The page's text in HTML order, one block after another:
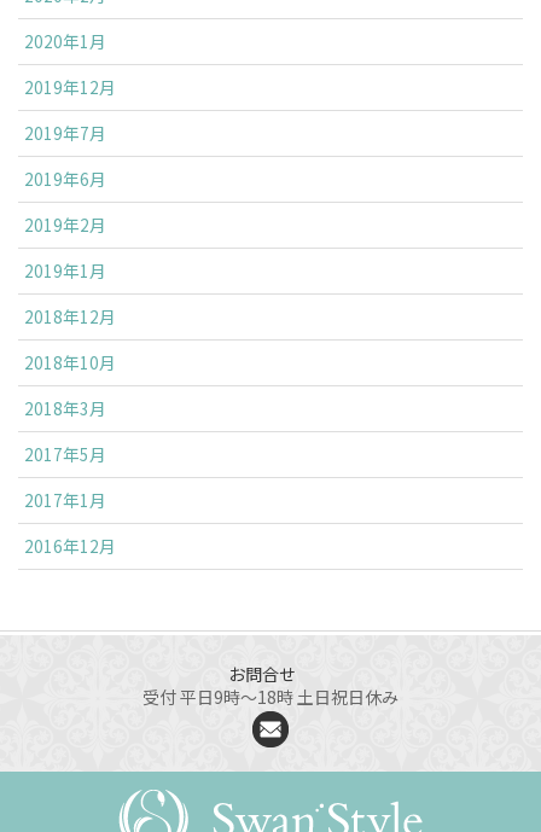
2020年1月
2019年12月
2019年7月
2019年6月
2019年2月
2019年1月
2018年12月
2018年10月
2018年3月
2017年5月
2017年1月
2016年12月
お問合せ
受付 平日9時～18時 土日祝日休み